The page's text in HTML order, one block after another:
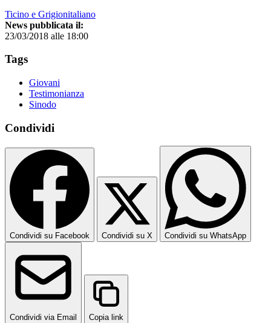
Ticino e Grigionitaliano
News pubblicata il:
23/03/2018 alle 18:00
Tags
Giovani
Testimonianza
Sinodo
Condividi
Condividi su Facebook Condividi su X Condividi su WhatsApp
Condividi via Email
Copia link